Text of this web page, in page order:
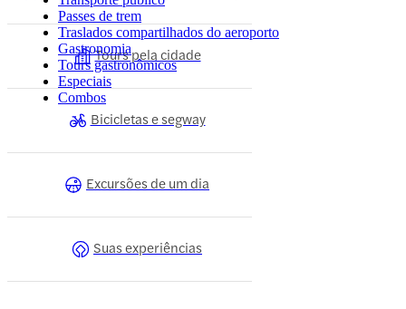
Passes de trem
Traslados compartilhados do aeroporto
Gastronomia
Tours gastronômicos
Especiais
Combos
Tours pela cidade
Bicicletas e segway
Excursões de um dia
Suas experiências